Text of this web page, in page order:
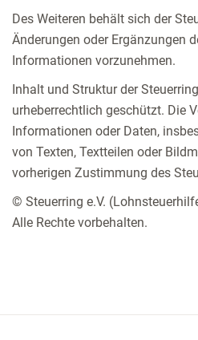
Des Weiteren behält sich der
Änderungen oder Ergänzungen
Informationen vorzunehmen.
Inhalt und Struktur der
urheberrechtlich geschützt. Die
Informationen oder Daten,
von Texten, Textteilen oder
vorherigen Zustimmung des
© Steuerring e.V.
Alle Rechte vorbehalten.